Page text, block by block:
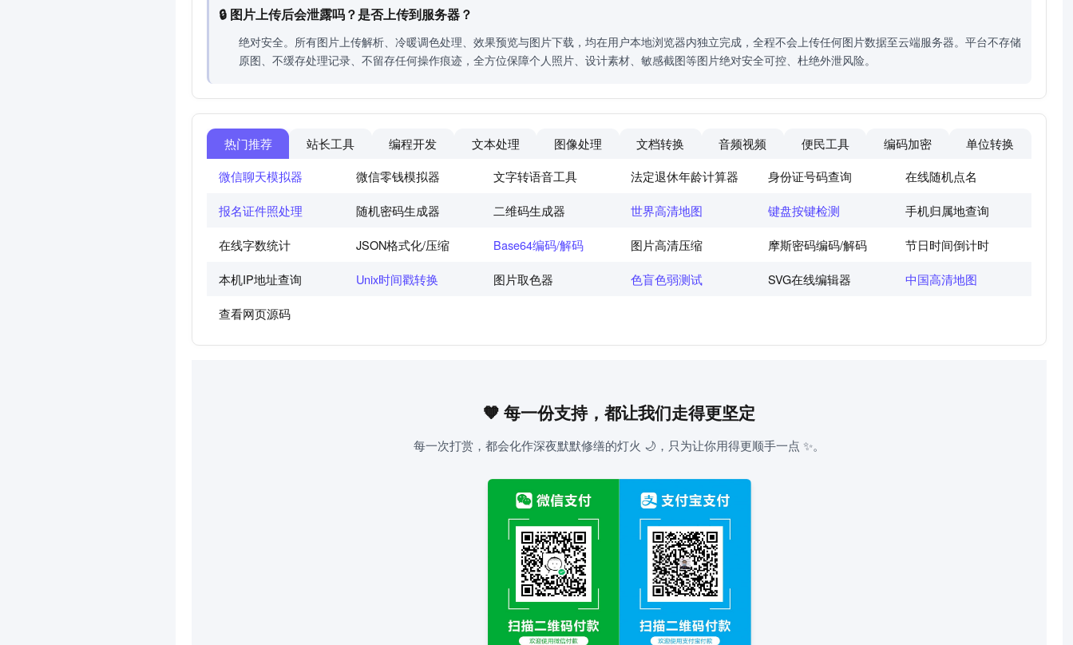
🔒 图片上传后会泄露吗？是否上传到服务器？
绝对安全。所有图片上传解析、冷暖调色处理、效果预览与图片下载，均在用户本地浏览器内独立完成，全程不会上传任何图片数据至云端服务器。平台不存储
原图、不缓存处理记录、不留存任何操作痕迹，全方位保障个人照片、设计素材、敏感截图等图片绝对安全可控、杜绝外泄风险。
热门推荐 站长工具 编程开发 文本处理 图像处理 文档转换 音频视频 便民工具 编码加密
单位转换
微信聊天模拟器
微信零钱模拟器 文字转语音工具 法定退休年龄计算器 身份证号码查询 在线随机点名
报名证件照处理 随机密码生成器 二维码生成器 世界高清地图 键盘按键检测 手机归属地查询
在线字数统计 JSON格式化/压缩 Base64编码/解码 图片高清压缩 摩斯密码编码/解码 节日时间倒计时
本机IP地址查询 Unix时间戳转换 图片取色器 色盲色弱测试 SVG在线编辑器 中国高清地图
查看网页源码
🧡 每一份支持，都让我们走得更坚定
每一次打赏，都会化作深夜默默修缮的灯火 🌙，只为让你用得更顺手一点 ✨。